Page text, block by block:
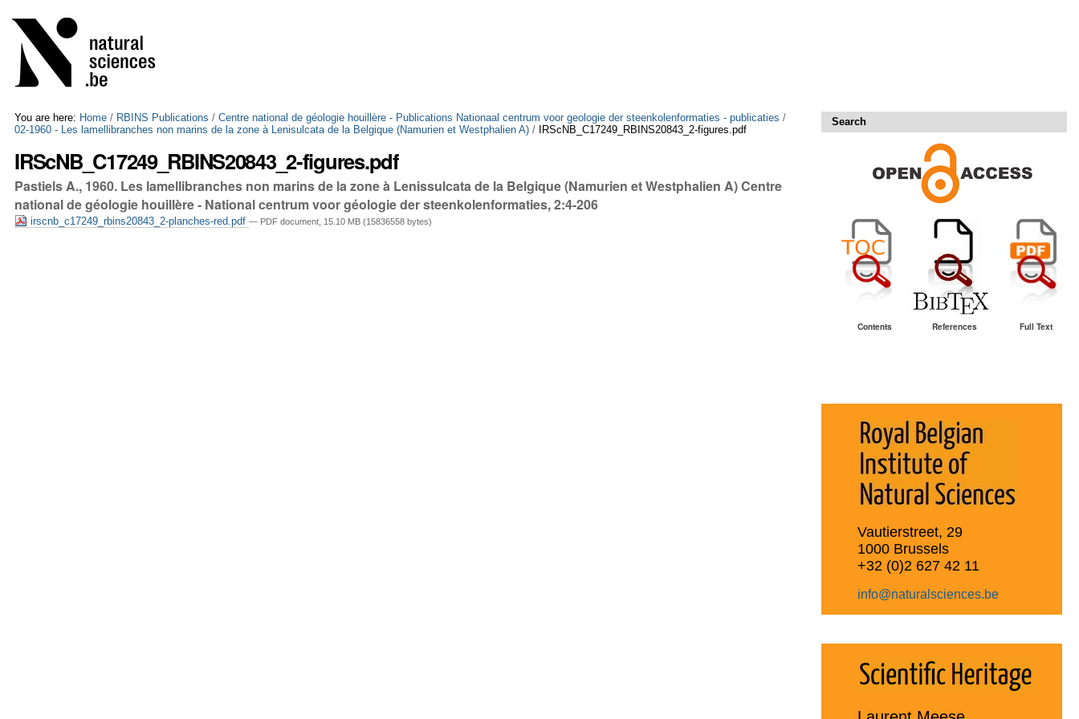
to
content.
Skip
to
navigation
tools
You are here: Home / RBINS Publications /Centre national de géologie houillère - Publications Nationaal centrum voor geologie der steenkolenformaties - publicaties /
02-1960 - Les lamellibranches non marins de la zone à Lenisulcata de la Belgique (Namurien et Westphalien A) / IRScNB_C17249_RBINS20843_2-figures.pdf
IRScNB_C17249_RBINS20843_2-figures.pdf
Pastiels A., 1960. Les lamellibranches non marins de la zone à Lenissulcata de la Belgique (Namurien et Westphalien A) Centre
national de géologie houillère - National centrum voor géologie der steenkolenformaties, 2:4-206
irscnb_c17249_rbins20843_2-planches-red.pdf— PDF document, 15.10 MB (15836558 bytes)
Search
Contents References Full Text
Vautierstreet, 29
1000 Brussels
+32 (0)2 627 42 11
info@naturalsciences.be